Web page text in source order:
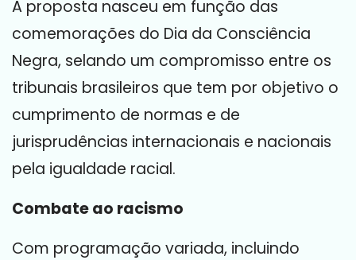
A proposta nasceu em função das
comemorações do Dia da Consciência
Negra, selando um compromisso entre os
tribunais brasileiros que tem por objetivo o
cumprimento de normas e de
jurisprudências internacionais e nacionais
pela igualdade racial.
Combate ao racismo
Com programação variada, incluindo